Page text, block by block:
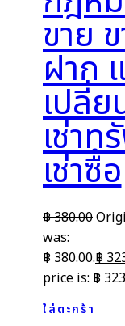
ขาย
ฝาก
เปลี่ย
เช่าท
เช่าซื้อ
฿380.00
was:
฿ 380.00.฿
price is: ฿
ใส่ตะกร้า